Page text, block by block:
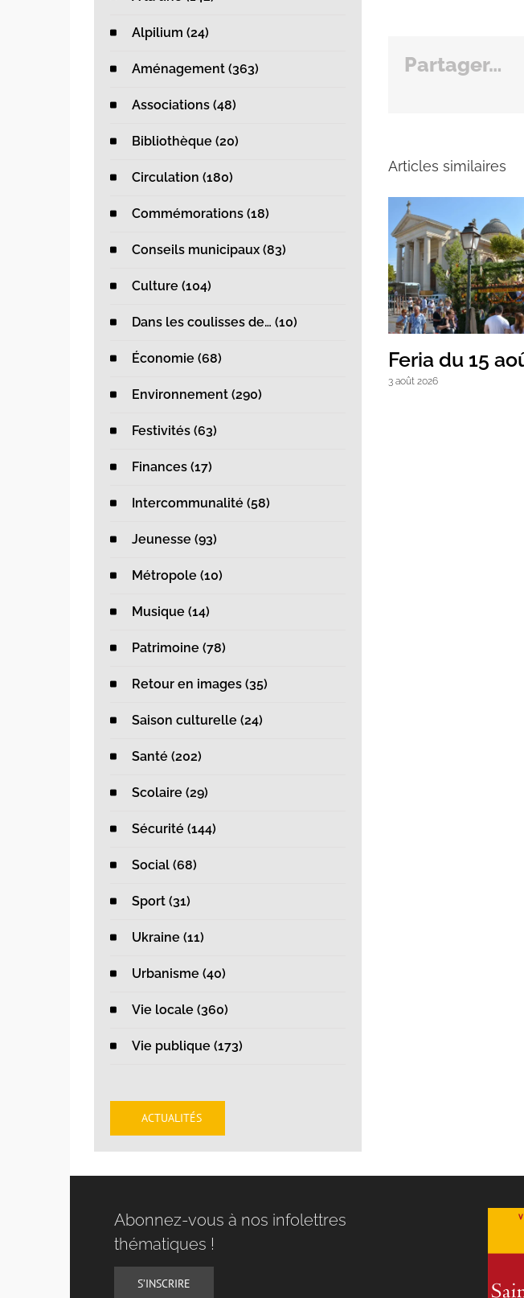
Partager…
Articles similaires
Fortes chaleurs :
veillons les uns
sur les autres
28 juillet 2026
Feria du 15 août !
Alpilium (24)
Aménagement (363)
Associations (48)
Bibliothèque (20)
Circulation (180)
Commémorations (18)
Conseils municipaux (83)
Culture (104)
Dans les coulisses de… (10)
Économie (68)
Environnement (290)
Festivités (63)
Finances (17)
Intercommunalité (58)
Jeunesse (93)
Métropole (10)
Musique (14)
Patrimoine (78)
Retour en images (35)
Saison culturelle (24)
Santé (202)
Scolaire (29)
Sécurité (144)
Social (68)
Sport (31)
Ukraine (11)
Urbanisme (40)
Vie locale (360)
Vie publique (173)
ACTUALITÉS
Abonnez-vous à nos infolettres
thématiques !
S’INSCRIRE